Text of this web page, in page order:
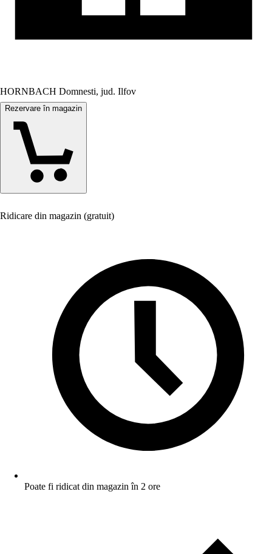
HORNBACH Domnesti, jud. Ilfov
Rezervare în magazin
Ridicare din magazin (gratuit)
Poate fi ridicat din magazin în 2 ore